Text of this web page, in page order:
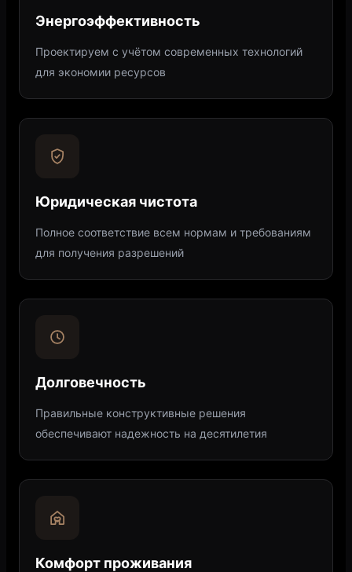
Энергоэффективность
Проектируем с учётом современных технологий
для экономии ресурсов
Юридическая чистота
Полное соответствие всем нормам и требованиям
для получения разрешений
Долговечность
Правильные конструктивные решения
обеспечивают надежность на десятилетия
Комфорт проживания